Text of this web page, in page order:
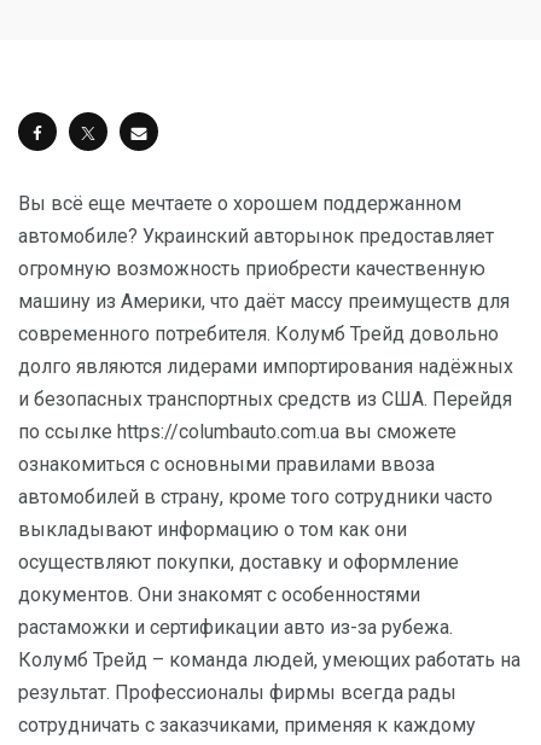
Вы всё еще мечтаете о хорошем поддержанном
автомобиле? Украинский авторынок предоставляет
огромную возможность приобрести качественную
машину из Америки, что даёт массу преимуществ для
современного потребителя. Колумб Трейд довольно
долго являются лидерами импортирования надёжных
и безопасных транспортных средств из США. Перейдя
по ссылке https://columbauto.com.ua вы сможете
ознакомиться с основными правилами ввоза
автомобилей в страну, кроме того сотрудники часто
выкладывают информацию о том как они
осуществляют покупки, доставку и оформление
документов. Они знакомят с особенностями
растаможки и сертификации авто из-за рубежа.
Колумб Трейд – команда людей, умеющих работать на
результат. Профессионалы фирмы всегда рады
сотрудничать с заказчиками, применяя к каждому